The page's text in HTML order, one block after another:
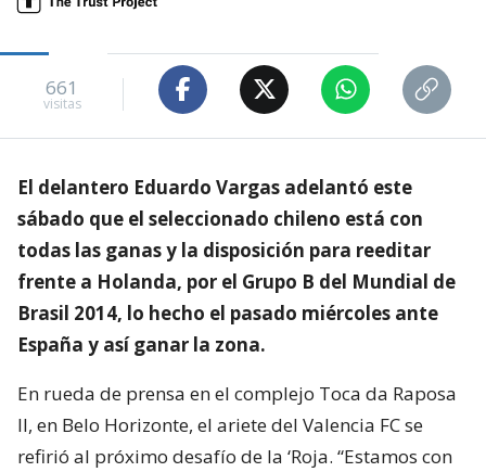
661
visitas
El delantero Eduardo Vargas adelantó este
sábado que el seleccionado chileno está con
todas las ganas y la disposición para reeditar
frente a Holanda, por el Grupo B del Mundial de
Brasil 2014, lo hecho el pasado miércoles ante
España y así ganar la zona.
En rueda de prensa en el complejo Toca da Raposa
II, en Belo Horizonte, el ariete del Valencia FC se
refirió al próximo desafío de la ‘Roja. “Estamos con